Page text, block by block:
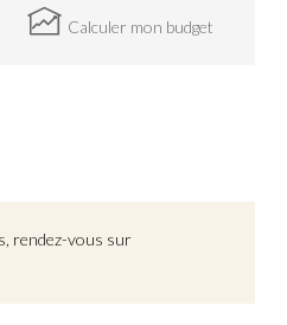
Calculer mon budget
rendez-vous sur